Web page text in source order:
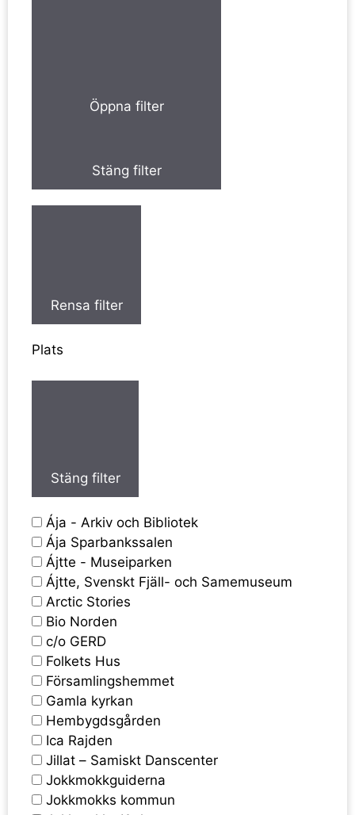
Öppna filter
Stäng filter
Rensa filter
Plats
Stäng filter
Ája - Arkiv och Bibliotek
Ája Sparbankssalen
Ájtte - Museiparken
Ájtte, Svenskt Fjäll- och Samemuseum
Arctic Stories
Bio Norden
c/o GERD
Folkets Hus
Församlingshemmet
Gamla kyrkan
Hembygdsgården
Ica Rajden
Jillat – Samiskt Danscenter
Jokkmokkguiderna
Jokkmokks kommun